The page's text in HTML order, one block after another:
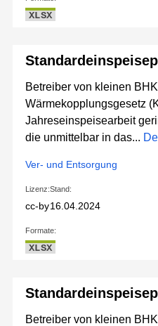
XLSX
Betreiber von kleinen
Wärmekopplungsgesetz
Jahreseinspeisearbeit
die unmittelbar in das...
Ver- und Entsorgung
Lizenz:
cc-by
Stand:
16.04.2024
Formate:
XLSX
Betreiber von kleinen